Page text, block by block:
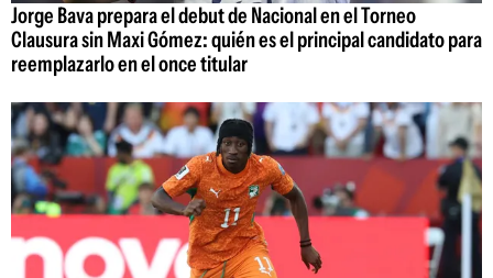
Jorge Bava prepara el debut de Nacional en el Torneo
Clausura sin Maxi Gómez: quién es el principal candidato para
reemplazarlo en el once titular